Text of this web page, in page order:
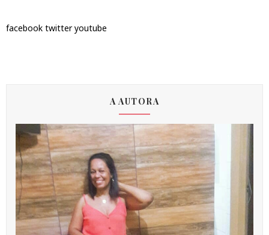
facebook twitter youtube
A AUTORA